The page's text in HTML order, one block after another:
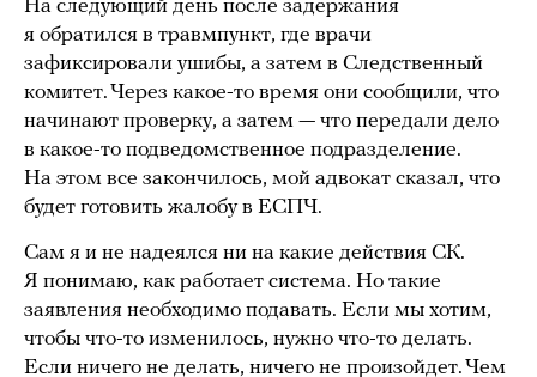
На следующий день после задержания
я обратился в травмпункт, где врачи
зафиксировали ушибы, а затем в Следственный
комитет. Через какое-то время они сообщили, что
начинают проверку, а затем — что передали дело
в какое-то подведомственное подразделение.
На этом все закончилось, мой адвокат сказал, что
будет готовить жалобу в ЕСПЧ.
Сам я и не надеялся ни на какие действия СК.
Я понимаю, как работает система. Но такие
заявления необходимо подавать. Если мы хотим,
чтобы что-то изменилось, нужно что-то делать.
Если ничего не делать, ничего не произойдет. Чем